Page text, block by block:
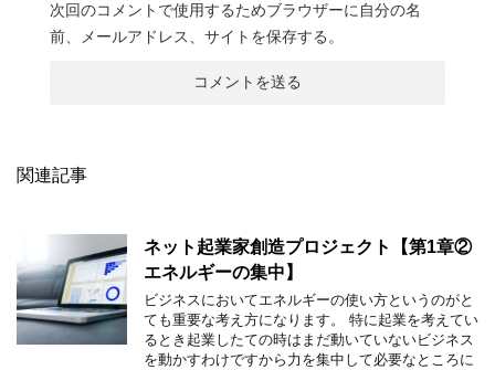
次回のコメントで使用するためブラウザーに自分の名
前、メールアドレス、サイトを保存する。
関連記事
ネット起業家創造プロジェクト【第1章②
エネルギーの集中】
ビジネスにおいてエネルギーの使い方というのがと
ても重要な考え方になります。 特に起業を考えてい
るとき起業したての時はまだ動いていないビジネス
を動かすわけですから力を集中して必要なところに